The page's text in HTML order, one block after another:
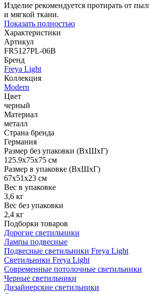
Изделие рекомендуется протирать от
и мягкой ткани.
Показать полностью
Характеристики
Артикул
FR5127PL-06B
Бренд
Freya Light
Коллекция
Modern
Цвет
черный
Материал
металл
Страна бренда
Германия
Размер без упаковки (ВхШхГ)
125.9x75x75 см
Размер в упаковке (ВхШхГ)
67x51x23 см
Вес в упаковке
3,6 кг
Вес без упаковки
2,4 кг
Подборки товаров
Дорогие светильники
Лампы подвесные
Подвесные светильники Freya Light
Светильники Freya Light
Современные потолочные светильники
Черные светильники
Дизайнерские светильники